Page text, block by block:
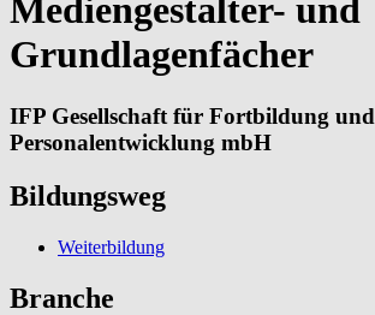
Mediengestalter- und
Grundlagenfächer
IFP Gesellschaft für Fortbildung und
Personalentwicklung mbH
Bildungsweg
Weiterbildung
Branche